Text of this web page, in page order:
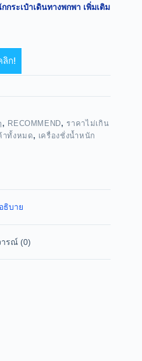
ระเป๋าเดินทางพกพา เพิ่มเติม
ลิก!
, RECOMMEND, ราคาไม่เกิน
าทั้งหมด, เครื่องชั่งน้ำหนัก
ธิบาย
รณ์ (0)